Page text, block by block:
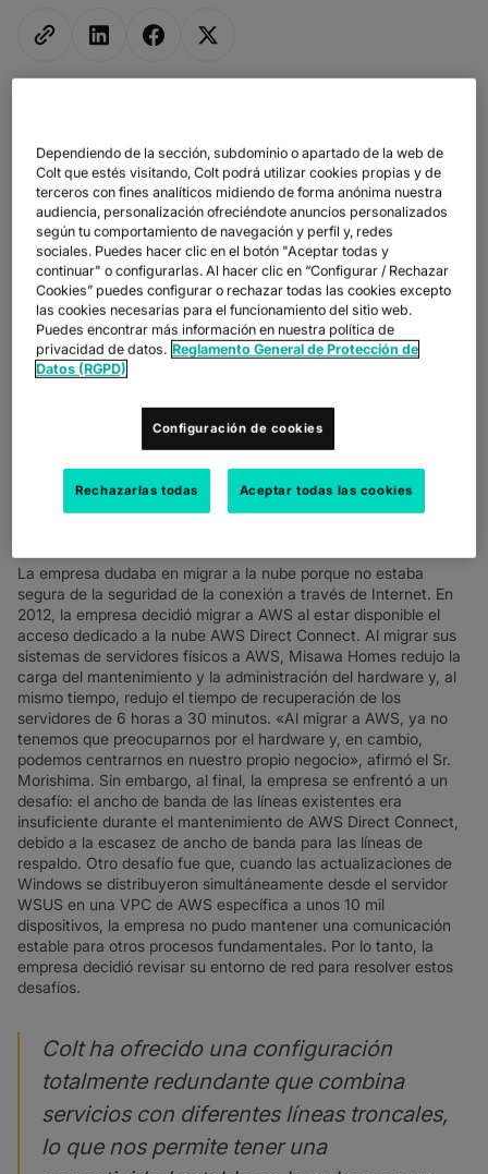
DESAFÍO EMPRESARIAL
Misawa Homes es una empresa de viviendas que se esfuerza
por contribuir a la construcción de una sociedad próspera
mediante el suministro de viviendas de calidad. Como pionera
en el sector inmobiliario durante más de 50 años, su lema es:
«Compromiso de por vida con los clientes a través de la
vivienda». Además de construir casas, Misawa Homes
apartamentos, edificios, hoteles y viviendas de alquiler
renovados y el desarrollo de inmuebles tipo ciudad compacta
que incorporan múltiples funciones, como la atención médica, la
enfermería y el cuidado de los niños. Misawa Homes solía
mantener sus sistemas contables y de misión crítica, sus
servidores de archivos internos y otros sistemas con 300
La empresa dudaba en migrar a la nube porque no estaba
segura de la seguridad de la conexión a través de Internet. En
2012, la empresa decidió migrar a AWS al estar disponible el
acceso dedicado a la nube AWS Direct Connect. Al migrar sus
sistemas de servidores físicos a AWS, Misawa Homes redujo la
carga del mantenimiento y la administración del hardware y, al
mismo tiempo, redujo el tiempo de recuperación de los
servidores de 6 horas a 30 minutos. «Al migrar a AWS, ya no
tenemos que preocuparnos por el hardware y, en cambio,
podemos centrarnos en nuestro propio negocio», afirmó el Sr.
Morishima. Sin embargo, al final, la empresa se enfrentó a un
desafío: el ancho de banda de las líneas existentes era
insuficiente durante el mantenimiento de AWS Direct Connect,
debido a la escasez de ancho de banda para las líneas de
respaldo. Otro desafío fue que, cuando las actualizaciones de
Windows se distribuyeron simultáneamente desde el servidor
WSUS en una VPC de AWS específica a unos 10 mil
dispositivos, la empresa no pudo mantener una comunicación
estable para otros procesos fundamentales. Por lo tanto, la
empresa decidió revisar su entorno de red para resolver estos
desafíos.
Colt ha ofrecido una configuración
totalmente redundante que combina
servicios con diferentes líneas troncales,
lo que nos permite tener una
Dependiendo de la sección, subdominio o apartado de la web de
Colt que estés visitando, Colt podrá utilizar cookies propias y de
terceros con fines analíticos midiendo de forma anónima nuestra
audiencia, personalización ofreciéndote anuncios personalizados
según tu comportamiento de navegación y perfil y, redes
sociales. Puedes hacer clic en el botón "Aceptar todas y
continuar" o configurarlas. Al hacer clic en “Configurar / Rechazar
Cookies” puedes configurar o rechazar todas las cookies excepto
las cookies necesarias para el funcionamiento del sitio web.
Puedes encontrar más información en nuestra política de
privacidad de datos. Reglamento General de Protección de
Datos (RGPD)
Configuración de cookies
Rechazarlas todas Aceptar todas las cookies